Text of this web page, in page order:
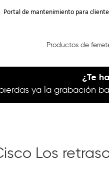
Portal de mantenimiento para
Productos de
¿Te
ya la grabación
Los